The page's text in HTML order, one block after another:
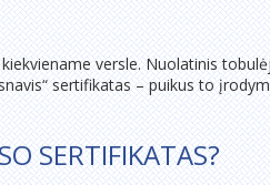
versle. Nuolatinis
sertifikatas – puikus to
SERTIFIKATAS?